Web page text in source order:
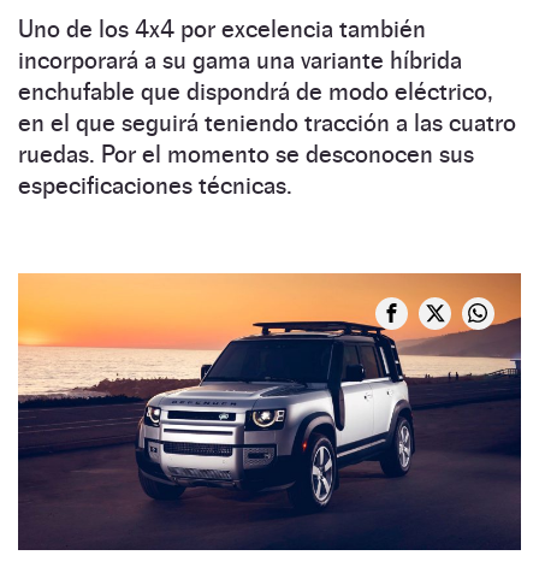
Uno de los 4x4 por excelencia también
incorporará a su gama una variante híbrida
enchufable que dispondrá de modo eléctrico,
en el que seguirá teniendo tracción a las cuatro
ruedas. Por el momento se desconocen sus
especificaciones técnicas.